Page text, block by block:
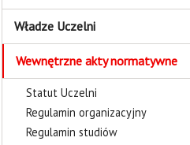
Władze Uczelni
Wewnętrzne akty normatywne
Statut Uczelni
Regulamin organizacyjny
Regulamin studiów